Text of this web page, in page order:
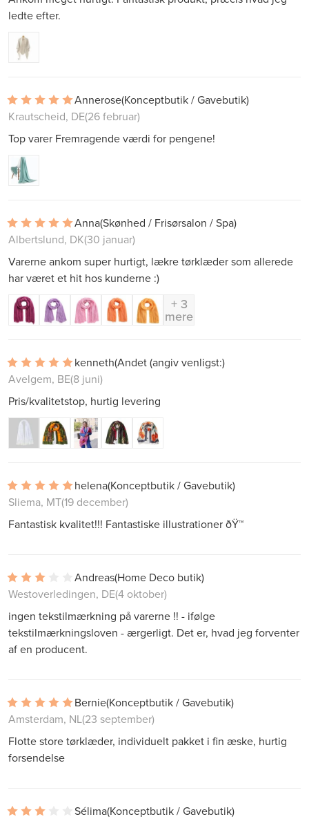
ledte efter.
Annerose(Konceptbutik / Gavebutik)
Krautscheid, DE(26 februar)
Top varer Fremragende værdi for pengene!
Anna(Skønhed / Frisørsalon / Spa)
Albertslund, DK(30 januar)
Varerne ankom super hurtigt, lækre tørklæder som allerede
har været et hit hos kunderne :)
+ 3
mere
kenneth(Andet (angiv venligst:)
Avelgem, BE(8 juni)
Pris/kvalitetstop, hurtig levering
helena(Konceptbutik / Gavebutik)
Sliema, MT(19 december)
Fantastisk kvalitet!!! Fantastiske illustrationer ðŸ™
Andreas(Home Deco butik)
Westoverledingen, DE(4 oktober)
ingen tekstilmærkning på varerne !! - ifølge
tekstilmærkningsloven - ærgerligt. Det er, hvad jeg forventer
af en producent.
Bernie(Konceptbutik / Gavebutik)
Amsterdam, NL(23 september)
Flotte store tørklæder, individuelt pakket i fin æske, hurtig
forsendelse
Sélima(Konceptbutik / Gavebutik)